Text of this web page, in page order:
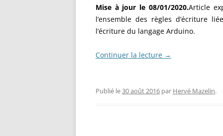
TIR SPORTIF
Mise à jour le 08/01/2020.Article
l’ensemble des règles d’écriture
l’écriture du langage Arduino.
Continuer la lecture →
Publié le30 août 2016 par Hervé Mazelin.